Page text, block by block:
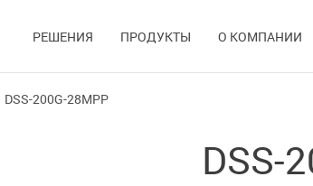
РЕШЕНИЯ ПРОДУКТЫ О КОМПАНИИ
DSS-200G-28MPP
DSS-